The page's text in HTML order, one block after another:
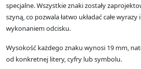
specjalne. Wszystkie znaki zostały
szyną, co pozwala łatwo układać całe
wykonaniem odcisku.
Wysokość każdego znaku wynosi 19 mm,
od konkretnej litery, cyfry lub symbolu.